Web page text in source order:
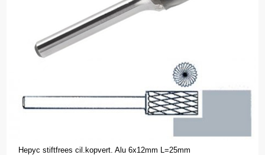
Hepyc stiftfrees cil.kopvert. Alu 6x12mm L=25mm